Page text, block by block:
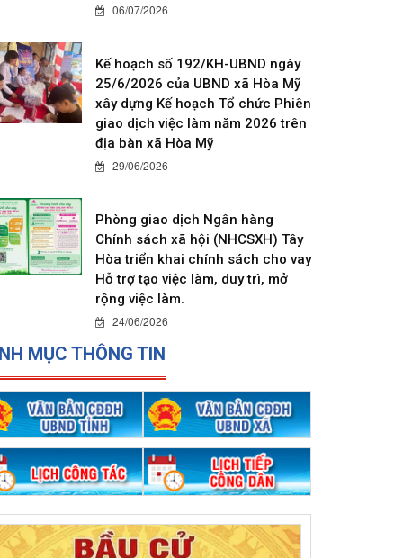
06/07/2026
Kế hoạch số 192/KH-UBND ngày
25/6/2026 của UBND xã Hòa Mỹ
xây dựng Kế hoạch Tổ chức Phiên
giao dịch việc làm năm 2026 trên
địa bàn xã Hòa Mỹ
29/06/2026
Phòng giao dịch Ngân hàng
Chính sách xã hội (NHCSXH) Tây
Hòa triển khai chính sách cho vay
Hỗ trợ tạo việc làm, duy trì, mở
rộng việc làm.
24/06/2026
MỤC THÔNG TIN